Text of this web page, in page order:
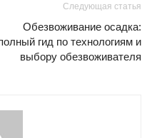
Следующая статья
Обезвоживание осадка:
гид по технологиям и
выбору обезвоживателя